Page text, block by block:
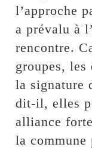
l’approche
a prévalu à
rencontre.
groupes, les
la signature
dit-il, elles
alliance
la